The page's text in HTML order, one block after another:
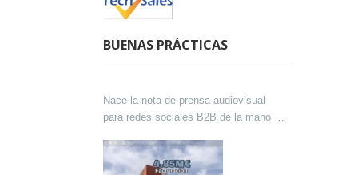
BUENAS PRÁCTICAS
Nace la nota de prensa audiovisual
para redes sociales B2B de la mano de